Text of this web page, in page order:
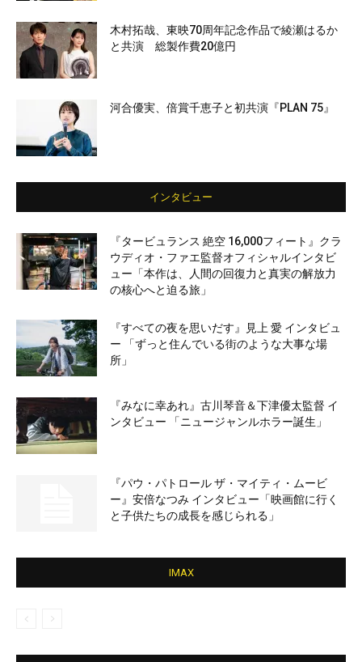
木村拓哉、東映70周年記念作品で綾瀬はるか
と共演 総製作費20億円
河合優実、倍賞千恵子と初共演『PLAN 75』
インタビュー
『タービュランス 絶空 16,000フィート』クラ
ウディオ・ファエ監督オフィシャルインタビ
ュー「本作は、人間の回復力と真実の解放力
の核心へと迫る旅」
『すべての夜を思いだす』見上 愛 インタビュ
ー 「ずっと住んでいる街のような大事な場
所」
『みなに幸あれ』古川琴音＆下津優太監督 イ
ンタビュー 「ニュージャンルホラー誕生」
『パウ・パトロール ザ・マイティ・ムービ
ー』安倍なつみ インタビュー「映画館に行く
と子供たちの成長を感じられる」
IMAX